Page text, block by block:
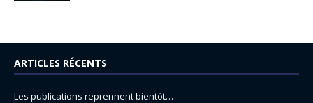
ARTICLES RÉCENTS
Les publications reprennent bientôt…